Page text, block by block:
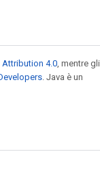
Attribution 4.0 , mentre gli
. Java è un